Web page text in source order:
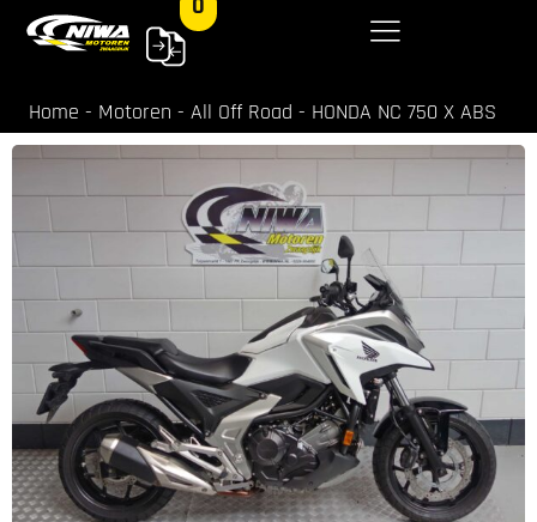
Home - Motoren - All Off Road - HONDA NC 750 X ABS